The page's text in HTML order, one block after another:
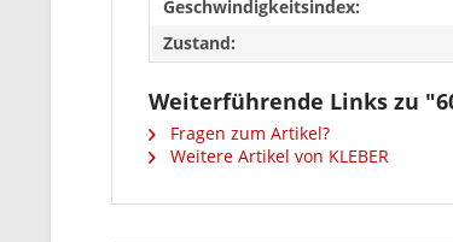
Geschwindigkeitsindex:
Zustand:
Weiterführende Links zu
Fragen zum Artikel?
Weitere Artikel von KLEBER